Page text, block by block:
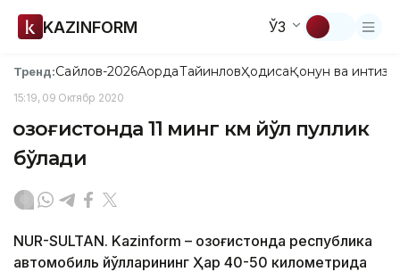
KAZINFORM ЎЗ
Тренд:Сайлов-2026АқордаТайинловҲодисаҚонун ва
15:19, 09 Октябр 2020
Қозоғистонда 11 минг км йўл пуллик
бўлади
NUR-SULTAN. Kazinform – Қозоғистонда республика
автомобиль йўлларининг Ҳар 40-50 километрида